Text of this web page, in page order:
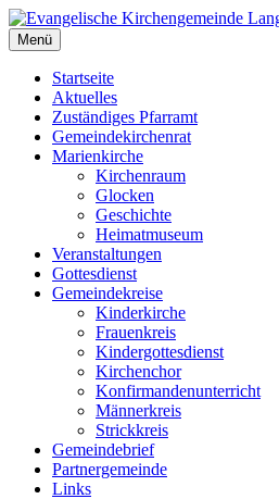
Zum
Inhalt
springen
Evangelische Kirchengemeinde Langeln
Evangelische Kirchengemeinde Langeln
Menü
Startseite
Aktuelles
Zuständiges Pfarramt
Gemeindekirchenrat
Marienkirche
Kirchenraum
Glocken
Geschichte
Heimatmuseum
Veranstaltungen
Gottesdienst
Gemeindekreise
Kinderkirche
Frauenkreis
Kindergottesdienst
Kirchenchor
Konfirmandenunterricht
Männerkreis
Strickkreis
Gemeindebrief
Partnergemeinde
Links